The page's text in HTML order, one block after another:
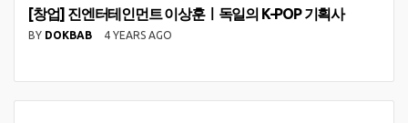
[창업] 진엔터테인먼트 이상훈ㅣ독일의 K-POP 기획사
BY DOKBAB 4 YEARS AGO